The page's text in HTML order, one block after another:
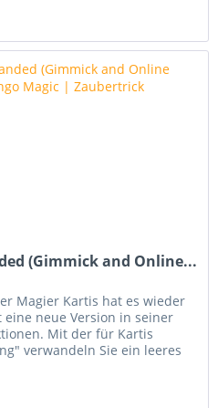
(Gimmick and Online...
Magier Kartis hat es wieder
neue Version in seiner
Mit der für Kartis
verwandeln Sie ein leeres